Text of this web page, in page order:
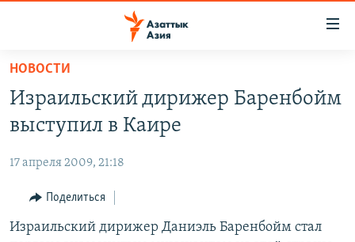
Вернуться
основному
содержанию
Вернутся
навигации
Вернутся
КАЗАХСТАН
УЗБЕКИСТАН
ТАДЖИКИСТАН
НОВОСТИ
ВОЙНА В УКРАИНЕ
НА ДРУГИХ ЯЗЫКАХ
ҚАЗАҚША
КЫРГЫЗЧА
НОВОСТИ
Израильский дирижер Баренбойм
выступил в Каире
17 апреля 2009, 21:18
Поделиться
Израильский дирижер Даниэль Баренбойм стал